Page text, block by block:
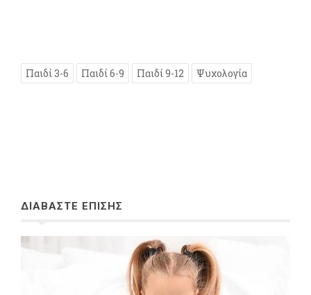
Παιδί 3-6 Παιδί 6-9 Παιδί 9-12 Ψυχολογία
ΔΙΑΒΑΣΤΕ ΕΠΙΣΗΣ